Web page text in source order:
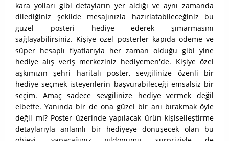
kara yolları gibi detayların yer aldığı ve aynı zamanda
dilediğiniz şekilde mesajınızla hazırlatabileceğiniz bu
güzel posteri hediye ederek şımarmasını
sağlayabilirsiniz. Kişiye özel posterler kapıda ödeme ve
süper hesaplı fiyatlarıyla her zaman olduğu gibi yine
hediye alış veriş merkeziniz hediyemen'de. Kişiye özel
aşkımızın şehri haritalı poster, sevgilinize özenli bir
hediye seçmek isteyenlerin başvurabileceği emsalsiz bir
seçim. Amaç sadece sevgilinize hediye vermek değil
elbette. Yanında bir de ona güzel bir anı bırakmak öyle
değil mi? Poster üzerinde yapılacak ürün kişiselleştirme
detaylarıyla anlamlı bir hediyeye dönüşecek olan bu